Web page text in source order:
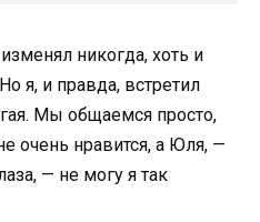
никогда, хоть и
я, и правда, встретил
Мы общаемся просто,
очень нравится, а Юля, —
— не могу я так